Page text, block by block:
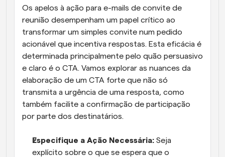
Os apelos à ação para e-mails de convite de
reunião desempenham um papel crítico ao
transformar um simples convite num pedido
acionável que incentiva respostas. Esta eficácia é
determinada principalmente pelo quão persuasivo
e claro é o CTA. Vamos explorar as nuances da
elaboração de um CTA forte que não só
transmita a urgência de uma resposta, como
também facilite a confirmação de participação
por parte dos destinatários.
Especifique a Ação Necessária: Seja
explícito sobre o que se espera que o